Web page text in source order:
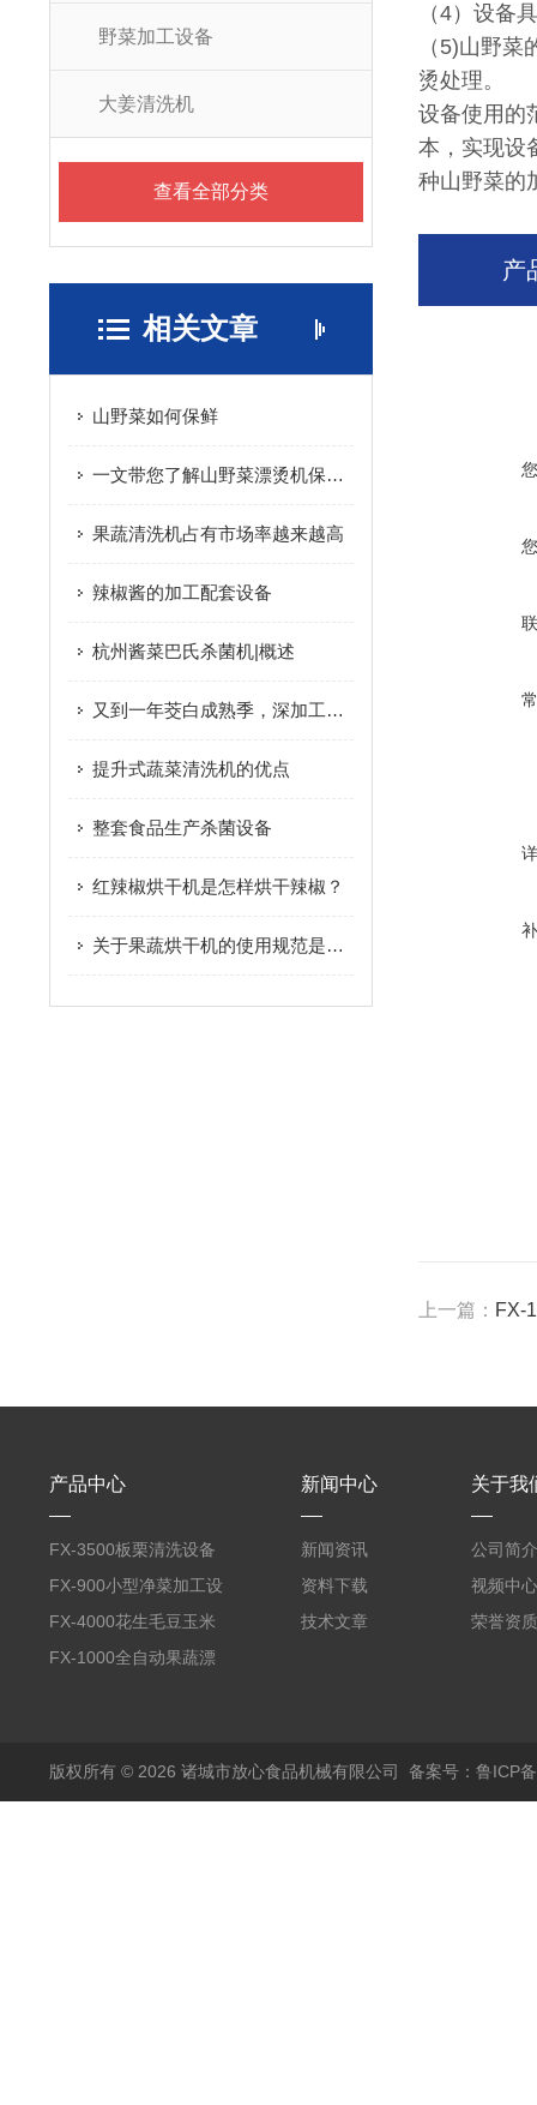
野菜加工设备
大姜清洗机
查看全部分类
相关文章
山野菜如何保鲜
一文带您了解山野菜漂烫机保养法
果蔬清洗机占有市场率越来越高
辣椒酱的加工配套设备
杭州酱菜巴氏杀菌机|概述
又到一年茭白成熟季，深加工促进产业升级
提升式蔬菜清洗机的优点
整套食品生产杀菌设备
红辣椒烘干机是怎样烘干辣椒？
关于果蔬烘干机的使用规范是什么
（4）设备
（5)山野
烫处理。
设备使用的
本，实现设
种山野菜的
产
上一篇： FX-
产品中心
FX-3500板栗清洗设备
全自动气泡清洗机
FX-900小型净菜加工设
备野菜清洗机
FX-4000花生毛豆玉米
蒸煮漂烫机
FX-1000全自动果蔬漂
新闻中心
新闻资讯
资料下载
技术文章
关于我
公司简介
视频中心
荣誉资质
版权所有 © 2026 诸城市放心食品机械有限公司 备案号：鲁ICP